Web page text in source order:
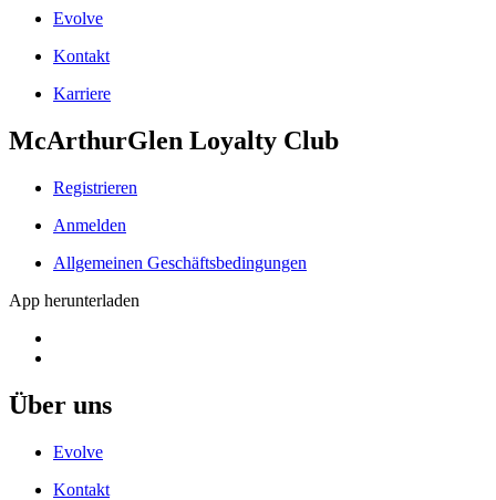
Evolve
Kontakt
Karriere
McArthurGlen Loyalty Club
Registrieren
Anmelden
Allgemeinen Geschäftsbedingungen
App herunterladen
Über uns
Evolve
Kontakt